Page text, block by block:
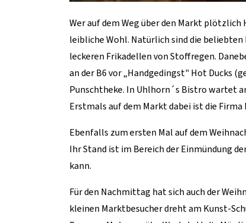
Wer auf dem Weg über den Markt
leibliche Wohl. Natürlich sind die beliebten
leckeren Frikadellen von Stoffregen.
an der B6 vor „Handgedingst" Hot Ducks
Punschtheke. In Uhlhorn´s Bistro wartet
Erstmals auf dem Markt dabei ist die
Ebenfalls zum ersten Mal auf dem
Ihr Stand ist im Bereich der Einmündung
kann.
Für den Nachmittag hat sich auch der
kleinen Marktbesucher dreht am Kunst-